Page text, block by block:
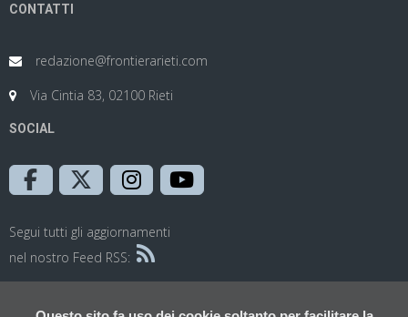
CONTATTI
redazione@frontierarieti.com
Via Cintia 83, 02100 Rieti
SOCIAL
Segui tutti gli aggiornamenti
nel nostro Feed RSS: